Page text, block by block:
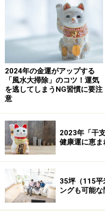
臭いは給気と排気の位置
うなど、これらの対策は
いけません。
高さはどうして決
吹抜けの天井は、高けれ
間の量（かたまり）が上
方向の広がりがなくなり
なって落ち着きません。
このような場合は、上部
抜けるような工夫をする
2024年の金運がアップする
「風水大掃除」のコツ！運気
を逃してしまうNG習慣に要注
意
2023年「干
健康運に恵ま
35坪（115平
ングも可能な